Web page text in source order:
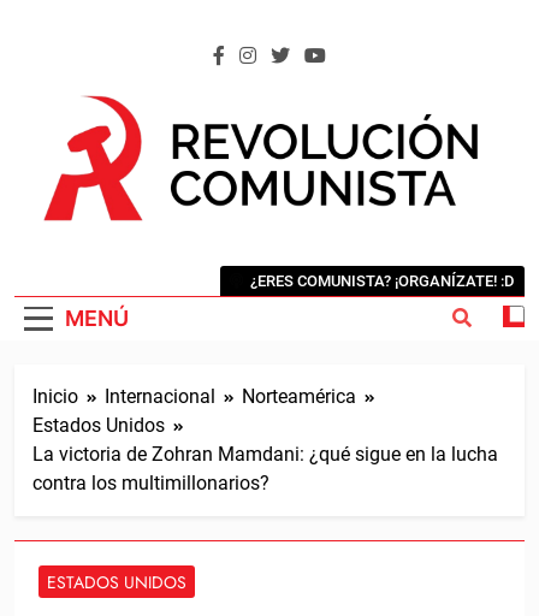
MENÚ
¿ERES COMUNISTA? ¡ORGANÍZATE! :D
Inicio Internacional
Norteamérica
Estados Unidos
La victoria de Zohran Mamdani: ¿qué sigue en la lucha
contra los multimillonarios?
ESTADOS UNIDOS